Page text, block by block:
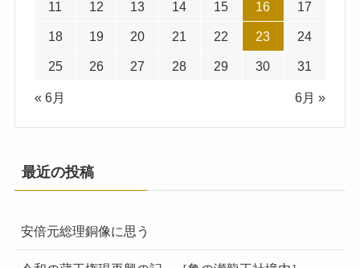
11 12 13 14 15 16 17
18 19 20 21 22 23 24
25 26 27 28 29 30 31
« 6月 6月 »
最近の投稿
安倍元総理銅像に思う